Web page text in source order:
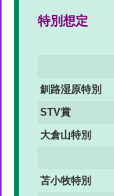
特別想定
釧路湿原特別
STV賞
大倉山特別
苫小牧特別